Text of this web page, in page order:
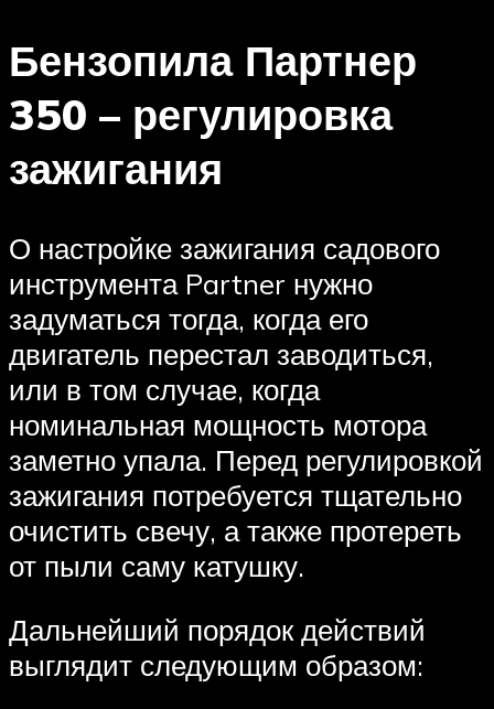
Бензопила Партнер
350 – регулировка
зажигания
О настройке зажигания садового
инструмента Partner нужно
задуматься тогда, когда его
двигатель перестал заводиться,
или в том случае, когда
номинальная мощность мотора
заметно упала. Перед регулировкой
зажигания потребуется тщательно
очистить свечу, а также протереть
от пыли саму катушку.
Дальнейший порядок действий
выглядит следующим образом: